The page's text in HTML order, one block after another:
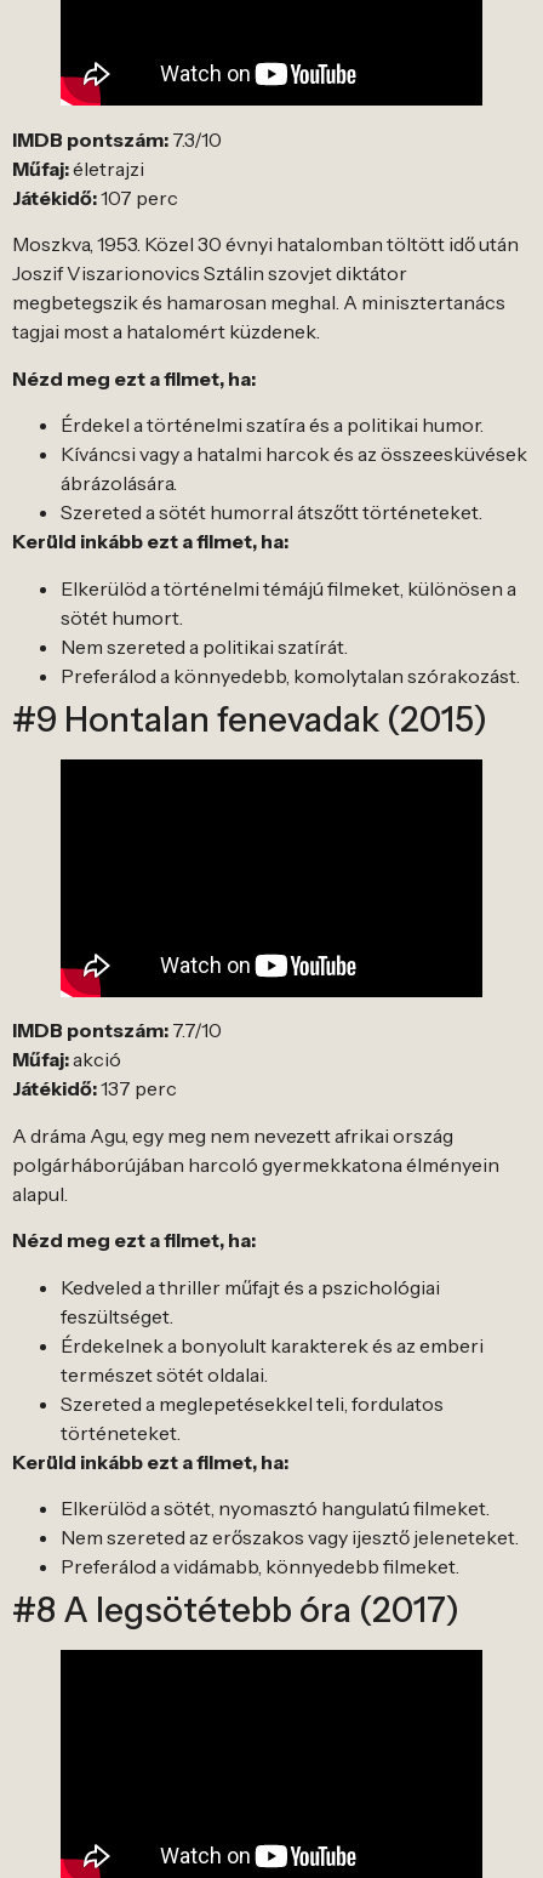
IMDB pontszám: 7.3/10
Műfaj:életrajzi
Játékidő:107 perc
Moszkva, 1953. Közel 30 évnyi hatalomban töltött idő után
Joszif Viszarionovics Sztálin szovjet diktátor
megbetegszik és hamarosan meghal. A minisztertanács
tagjai most a hatalomért küzdenek.
Nézd meg ezt a filmet, ha:
Érdekel a történelmi szatíra és a politikai humor.
Kíváncsi vagy a hatalmi harcok és az összeesküvések
ábrázolására.
Szereted a sötét humorral átszőtt történeteket.
Kerüld inkább ezt a filmet, ha:
Elkerülöd a történelmi témájú filmeket, különösen a
sötét humort.
Nem szereted a politikai szatírát.
Preferálod a könnyedebb, komolytalan szórakozást.
#9 Hontalan fenevadak (2015)
IMDB pontszám: 7.7/10
Műfaj:akció
Játékidő:137 perc
A dráma Agu, egy meg nem nevezett afrikai ország
polgárháborújában harcoló gyermekkatona élményein
alapul.
Nézd meg ezt a filmet, ha:
Kedveled a thriller műfajt és a pszichológiai
feszültséget.
Érdekelnek a bonyolult karakterek és az emberi
természet sötét oldalai.
Szereted a meglepetésekkel teli, fordulatos
történeteket.
Kerüld inkább ezt a filmet, ha:
Elkerülöd a sötét, nyomasztó hangulatú filmeket.
Nem szereted az erőszakos vagy ijesztő jeleneteket.
Preferálod a vidámabb, könnyedebb filmeket.
#8 A legsötétebb óra (2017)